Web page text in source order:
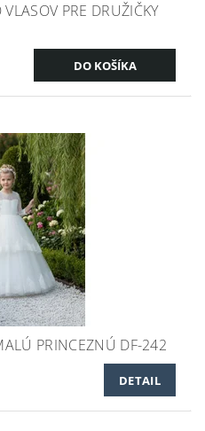
PRE DRUŽIČKY
PRINCEZNÚ DF-242
DETAIL